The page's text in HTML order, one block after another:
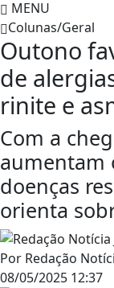
MENU
Colunas/Geral
Outono
de
rinite e
Com a
aumentam
doenças
orienta
Por Redação
08/05/2025 12:37